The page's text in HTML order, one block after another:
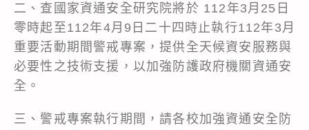
二、查國家資通安全研究院將於 112年3月25日
零時起至112年4月9日二十四時止執行112年3月
重要活動期間警戒專案，提供全天候資安服務與
必要性之技術支援，以加強防護政府機關資通安
全。
三、警戒專案執行期間，請各校加強資通安全防